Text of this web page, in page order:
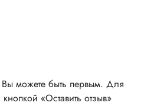
Вы можете быть первым. Для
кнопкой «Оставить отзыв»